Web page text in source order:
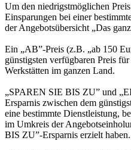
Um den niedrigstmöglichen
Einsparungen bei einer
der Angebotsübersicht „Das
Ein „AB”-Preis (z.B. „ab 150
günstigsten verfügbaren Preis
Werkstätten im ganzen Land.
„SPAREN SIE BIS ZU” und
Ersparnis zwischen dem
eine bestimmte Dienstleistung,
im Umkreis der
BIS ZU”-Ersparnis erzielt haben.